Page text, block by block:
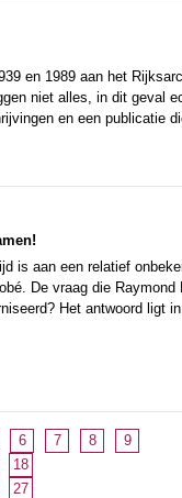
en 1989 aan het
niet alles, in dit geval
en een publicatie
is aan een relatief
De vraag die
Het antwoord ligt
6 7 8
9
18
27